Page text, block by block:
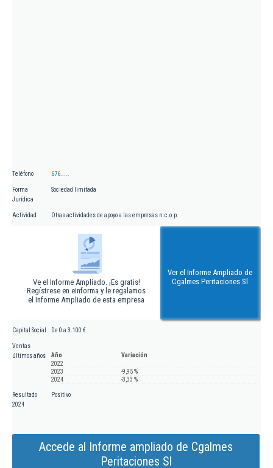
Teléfono 676.....
Forma
Jurídica
Sociedad limitada
Actividad Otras actividades de apoyo a las empresas n.c.o.p.
Ve el Informe Ampliado. ¡Es gratis!
Regístrese en eInforma y le regalamos
el Informe Ampliado de esta empresa
Ver el Informe Ampliado de
Cgalmes Peritaciones Sl
Capital Social De 0 a 3.100 €
Ventas
últimos años
Año
Variación
2022
2023
-9,95 %
2024
-3,33 %
Resultado
2024
Positivo
Accede al Informe ampliado de Cgalmes
Peritaciones Sl